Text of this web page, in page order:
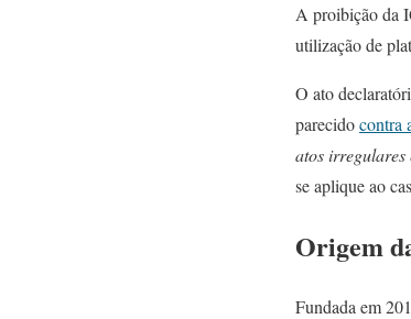
A proibição da
utilização de
O ato
parecidocontra
atos
se aplique ao
Origem
Fundada em